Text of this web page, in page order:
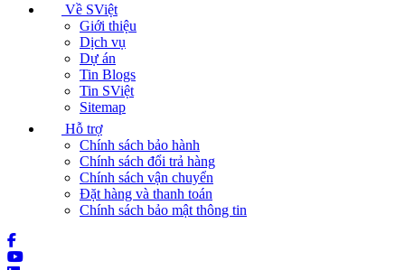
Về SViệt
Giới thiệu
Dịch vụ
Dự án
Tin Blogs
Tin SViệt
Sitemap
Hỗ trợ
Chính sách bảo hành
Chính sách đổi trả hàng
Chính sách vận chuyển
Đặt hàng và thanh toán
Chính sách bảo mật thông tin